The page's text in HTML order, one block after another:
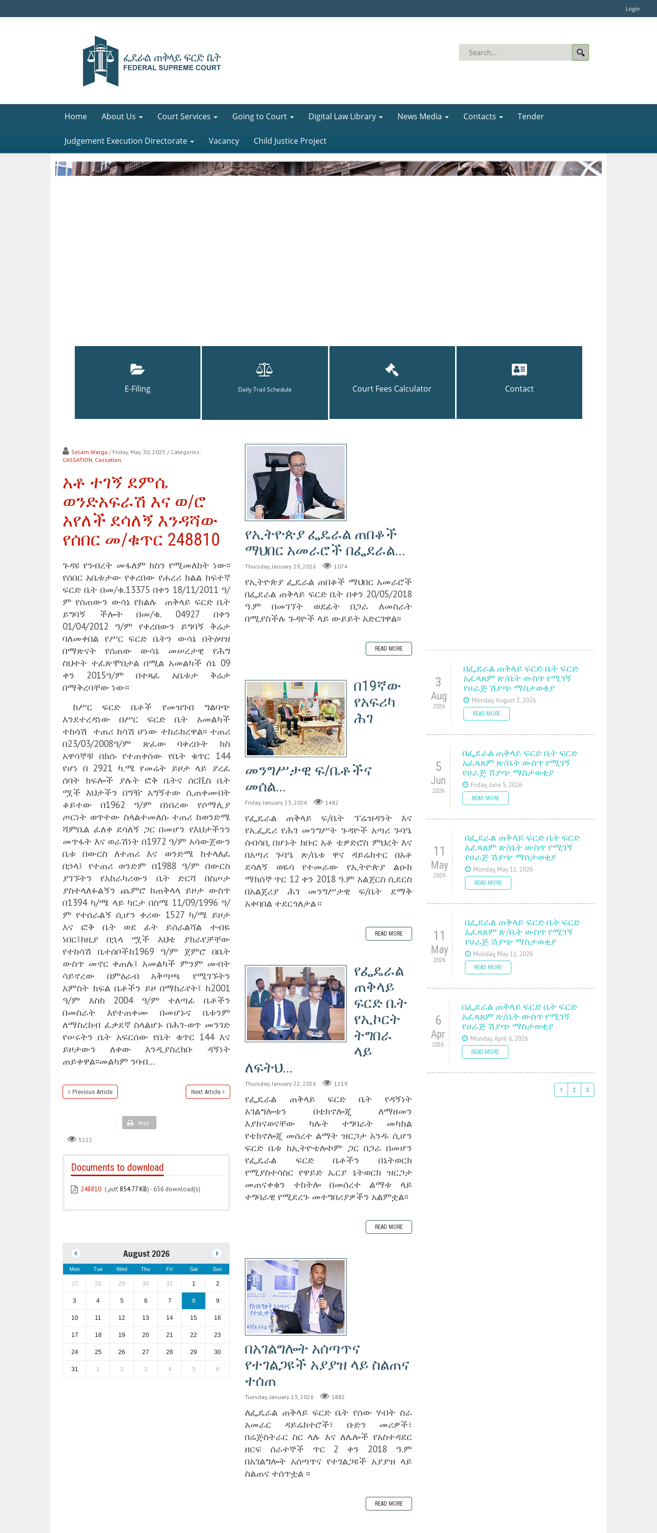
Login
Home About Us Court Services Going to Court Digital Law Library News Media Contacts Tender
Judgement Execution Directorate Vacancy Child Justice Project
E-Filing Daily Trail Schedule Court Fees Calculator Contact
Selam Warga / Friday, May 30, 2025 / Categories:
CASSATION, Cassation
አቶ ተገኝ ደምሴ
ወንድአፍራሽ እና ወ/ሮ
አየለች ደሳለኝ እንዳሻው
የሰበር መ/ቁጥር 248810
ጉዳዩ የንብረት መፋለም ክስን የሚመለከት ነው፡፡
የሰበር አቤቱታው የቀረበው የሐረሪ ክልል ከፍተኛ
ፍርድ ቤት በመ/ቁ.13375 በቀን 18/11/2011 ዓ/
ም የሰጠውን ውሳኔ የክልሉ ጠቅላይ ፍርድ ቤት
ይግባኝ ችሎት በመ/ቁ. 04927 በቀን
01/04/2012 ዓ/ም የቀረበውን ይግባኝ ቅሬታ
ባለመቀበል የሥር ፍርድ ቤትን ውሳኔ በትዕዛዝ
በማጽናት የሰጠው ውሳኔ መሠረታዊ የሕግ
ስህተት ተፈጽሞበታል በሚል አመልካች ሰኔ 09
ቀን 2015ዓ/ም በተጻፈ አቤቱታ ቅሬታ
በማቅረባቸው ነው፡፡
ከሥር ፍርድ ቤቶች የመዝገብ ግልባጭ
እንደተረዳነው በሥር ፍርድ ቤት አመልካች
ተከሳሽ ተጠሪ ከሳሽ ሆነው ተከራክረዋል፡፡ ተጠሪ
በ23/03/2008ዓ/ም ጽፈው ባቀረቡት ክስ
አዋሳኞቹ በክሱ የተጠቀሰው የቤት ቁጥር 144
የሆነ በ 2921 ካ.ሜ የመሬት ይዞታ ላይ ያረፈ
ሰባት ክፍሎች ያሉት ፎቅ ቤትና ሰርቪስ ቤት
ሟች እህታችን በግዥ አግኝተው ሲጠቀሙበት
ቆይተው በ1962 ዓ/ም በነበረው የሶማሊያ
ጦርነት ወጥተው ስላልተመለሱ ተጠሪ ከወንድሜ
ሻምቤል ፈለቀ ደሳለኝ ጋር በመሆን የእህታችንን
መጥፋት እና ወራሽነት በ1972 ዓ/ም አሳውጀውን
ቤቱ በውርስ ለተጠሪ እና ወንድሜ ከተላለፈ
በኃላ፤ የተጠሪ ወንድም በ1988 ዓ/ም በውርስ
ያገኙትን የአከራካሪውን ቤት ድርሻ በስጦታ
ያስተላለፉልኝን ጨምሮ ከጠቅላላ ይዞታ ውስጥ
በ1394 ካ/ሜ ላይ ካርታ በስሜ 11/09/1996 ዓ/
ም የተሰራልኝ ሲሆን ቀሪው 1527 ካ/ሜ ይዞታ
እና ፎቅ ቤት ወደ ፊት ይሰራልሻል ተብዬ
ነበር፤ከዚያ በኋላ ሟች እህቴ ያከራየቻቸው
የተከሳሽ ቤተሰቦችከ1969 ዓ/ም ጀምሮ በቤት
ውስጥ መኖር ቀጠሉ፤ አመልካች ምንም መብት
ሳይኖረው በምዕራብ አቅጣጫ የሚገኙትን
አምስት ክፍል ቤቶችን ይዞ በማከራየት፤ ከ2001
ዓ/ም እስከ 2004 ዓ/ም ተለጣፊ ቤቶችን
በመስራት እየተጠቀሙ በመሆኑና ቤቱንም
ለማስረከብ ፈቃደኛ ስላልሆኑ በሕገ-ወጥ መንገድ
የሠሩትን ቤት አፍርሰው የቤት ቁጥር 144 እና
ይዞታውን ለቀው እንዲያስረክቡ ዳኝነት
ጠይቀዋል፡፡መልካም ንባብ…
Previous Article Next Article
Print
5222
Documents to download
248810 (.pdf, 854.77 KB) - 656 download(s)
August 2026
Mon Tue Wed Thu Fri Sat Sun
27 28 29 30 31 1 2
3 4 5 6 7 8 9
10 11 12 13 14 15 16
17 18 19 20 21 22 23
24 25 26 27 28 29 30
31 1 2 3 4 5 6
የኢትዮጵያ ፌዴራል ጠበቆች
ማህበር አመራሮች በፌደራል...
Thursday, January 29, 2026 1074
የኢትዮጵያ ፌዴራል ጠበቆች ማህበር አመራሮች
በፌደራል ጠቅላይ ፍርድ ቤት በቀን 20/05/2018
ዓ.ም በመገኘት ወደፊት በጋራ ለመስራት
በሚያስችሉ ጉዳዮች ላይ ውይይት አድርገዋል፡፡
READ MORE
በ19ኛው
የአፍሪካ
ሕገ
መንግሥታዊ ፍ/ቤቶችና
መሰል...
Friday, January 23, 2026 1482
የፌዴራል ጠቅላይ ፍ/ቤት ፕሬዝዳንት እና
የኢፌዴሪ የሕገ መንግሥት ጉዳዮች አጣሪ ጉባዔ
ሰብሳቢ በሆኑት ክቡር አቶ ቴዎድሮስ ምህረት እና
በአጣሪ ጉባዔ ጽ/ቤቱ ዋና ዳይሬክተር በአቶ
ደሳለኝ ወዬሳ የተመራው የኢትዮጵያ ልዑክ
ማክሰኞ ጥር 12 ቀን 2018 ዓ.ም አልጀርስ ሲደርስ
በአልጀሪያ ሕገ መንግሥታዊ ፍ/ቤት ደማቅ
አቀባበል ተደርጎለታል።
READ MORE
የፌዴራል
ጠቅላይ
ፍርድ ቤት
የኢኮርት
ትግበራ
ላይ
ለፍትህ...
Thursday, January 22, 2026 1219
የፌዴራል ጠቅላይ ፍርድ ቤት የዳኝነት
አገልግሎቱን በቴክኖሎጂ ለማዘመን
እያከናወናቸው ካሉት ተግባራት መካከል
የቴክኖሎጂ መሰረተ ልማት ዝርጋታ አንዱ ሲሆን
ፍርድ ቤቱ ከኢትዮቴሎኮም ጋር በጋራ በመሆን
የፌዴራል ፍርድ ቤቶችን በኔትወርክ
የሚያስተሳስር የዋይድ ኤርያ ኔትወርክ ዝርጋታ
መጠናቀቁን ተከትሎ በመሰረተ ልማቱ ላይ
ተግባራዊ የሚደረጉ መተግበሪያዎችን አልምቷል፡፡
READ MORE
በአገልግሎት አሰጣጥና
የተገልጋዩች አያያዝ ላይ ስልጠና
ተሰጠ
Tuesday, January 13, 2026 1882
ለፌዴራል ጠቅላይ ፍርድ ቤት የሰው ሃብት ስራ
አመራር ዳይሬክተሮች፣ ቡድን መሪዎች፣
በሬጅስትራር ስር ላሉ እና ለሌሎች የአስተዳደር
ዘርፍ ሰራተኞች ጥር 2 ቀን 2018 ዓ.ም
በአገልግሎት አሰጣጥና የተገልጋዩች አያያዝ ላይ
ስልጠና ተሰጥቷል ፡፡
READ MORE
3
Aug
2026
በፌደራል ጠቅላይ ፍርድ ቤት ፍርድ
አፈጻጸም ጽ/ቤት ውስጥ የሚገኝ
የሀራጅ ሽያጭ ማስታወቂያ
Monday, August 3, 2026
READ MORE
5
Jun
2026
በፌደራል ጠቅላይ ፍርድ ቤት ፍርድ
አፈጻጸም ጽ/ቤት ውስጥ የሚገኝ
የሀራጅ ሽያጭ ማስታወቂያ
Friday, June 5, 2026
READ MORE
11
May
2026
በፌደራል ጠቅላይ ፍርድ ቤት ፍርድ
አፈጻጸም ጽ/ቤት ውስጥ የሚገኝ
የሀራጅ ሽያጭ ማስታወቂያ
Monday, May 11, 2026
READ MORE
11
May
2026
በፌደራል ጠቅላይ ፍርድ ቤት ፍርድ
አፈጻጸም ጽ/ቤት ውስጥ የሚገኝ
የሀራጅ ሽያጭ ማስታወቂያ
Monday, May 11, 2026
READ MORE
6
Apr
2026
በፌደራል ጠቅላይ ፍርድ ቤት ፍርድ
አፈጻጸም ጽ/ቤት ውስጥ የሚገኝ
የሀራጅ ሽያጭ ማስታወቂያ
Monday, April 6, 2026
READ MORE
1 2 3